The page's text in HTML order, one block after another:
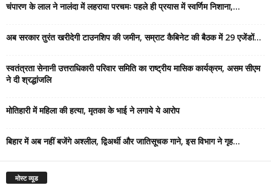
चंपारण के लाल ने नालंदा में लहराया परचमः पहले ही प्रयास में स्वर्णिम निशाना,...
अब सरकार तुरंत खरीदेगी टाउनशिप की जमीन, सम्राट कैबिनेट की बैठक में 29 एजेंडों...
स्वतंत्रता सेनानी उत्तराधिकारी परिवार समिति का राष्ट्रीय मासिक कार्यक्रम, असम सीएम
ने दी श्रद्धांजलि
मोतिहारी में महिला की हत्या, मृतका के भाई ने लगाये ये आरोप
बिहार में अब नहीं बजेंगे अश्लील, द्विअर्थी और जातिसूचक गाने, इस विभाग ने गृह...
मोस्ट व्यूड